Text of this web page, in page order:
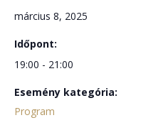
március 8, 2025
Időpont:
19:00 - 21:00
Esemény kategória:
Program